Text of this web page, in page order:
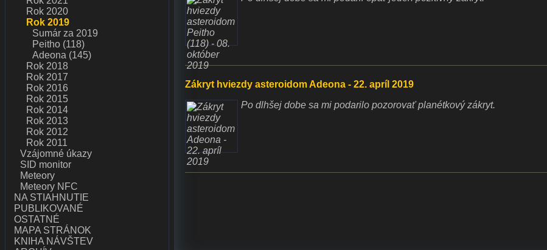
Zákryt hviezdy asteroidom Adeona - 22. apríl 2019
Po dlhšej dobe sa mi podarilo pozorovať planétkový zákryt.
Rok 2020
Rok 2019
Sumár za 2019
Peitho (118)
Adeona (145)
Rok 2018
Rok 2017
Rok 2016
Rok 2015
Rok 2014
Rok 2013
Rok 2012
Rok 2011
Vzájomné úkazy
SID monitor
Meteory
Meteory NFC
NA STIAHNUTIE
PUBLIKOVANÉ
OSTATNÉ
MAPA STRÁNOK
KNIHA NÁVŠTEV